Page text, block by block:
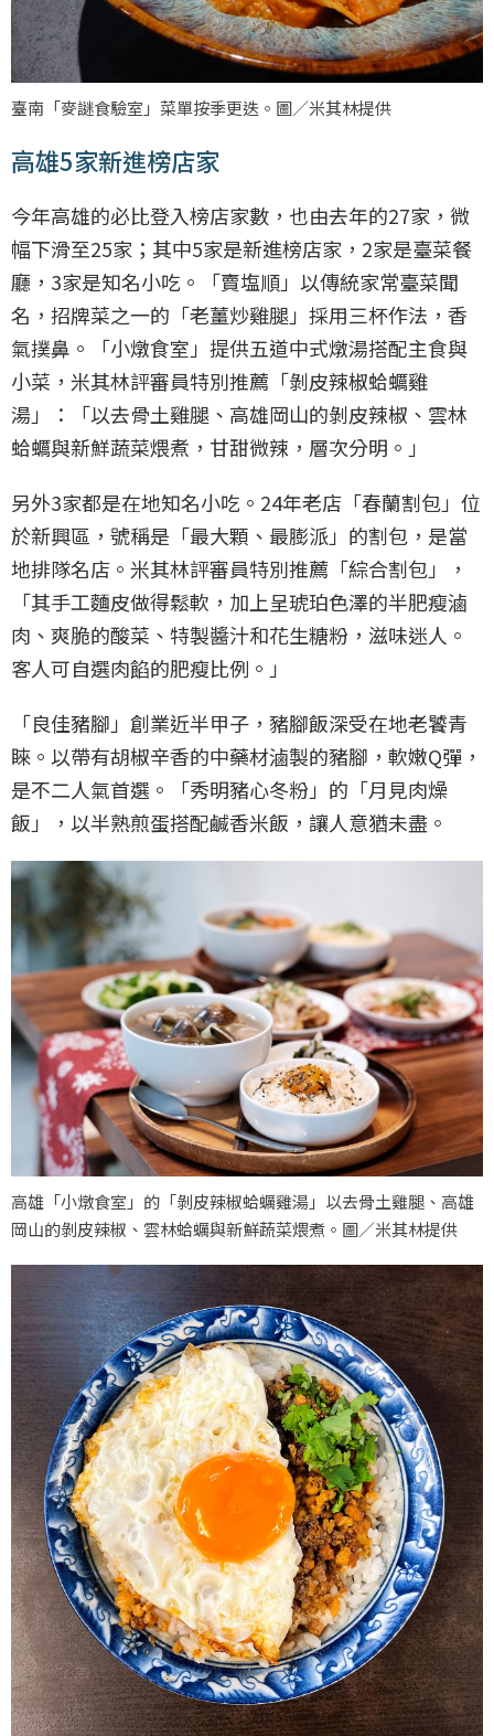
臺南「麥謎食驗室」菜單按季更迭。圖／米其林提供
高雄5家新進榜店家
今年高雄的必比登入榜店家數，也由去年的27家，微
幅下滑至25家；其中5家是新進榜店家，2家是臺菜餐
廳，3家是知名小吃。「賣塩順」以傳統家常臺菜聞
名，招牌菜之一的「老薑炒雞腿」採用三杯作法，香
氣撲鼻。「小燉食室」提供五道中式燉湯搭配主食與
小菜，米其林評審員特別推薦「剝皮辣椒蛤蠣雞
湯」：「以去骨土雞腿、高雄岡山的剝皮辣椒、雲林
蛤蠣與新鮮蔬菜煨煮，甘甜微辣，層次分明。」
另外3家都是在地知名小吃。24年老店「春蘭割包」位
於新興區，號稱是「最大顆、最膨派」的割包，是當
地排隊名店。米其林評審員特別推薦「綜合割包」，
「其手工麵皮做得鬆軟，加上呈琥珀色澤的半肥瘦滷
肉、爽脆的酸菜、特製醬汁和花生糖粉，滋味迷人。
客人可自選肉餡的肥瘦比例。」
「良佳豬腳」創業近半甲子，豬腳飯深受在地老饕青
睞。以帶有胡椒辛香的中藥材滷製的豬腳，軟嫩Q彈，
是不二人氣首選。「秀明豬心冬粉」的「月見肉燥
飯」，以半熟煎蛋搭配鹹香米飯，讓人意猶未盡。
高雄「小燉食室」的「剝皮辣椒蛤蠣雞湯」以去骨土雞腿、高雄
岡山的剝皮辣椒、雲林蛤蠣與新鮮蔬菜煨煮。圖／米其林提供